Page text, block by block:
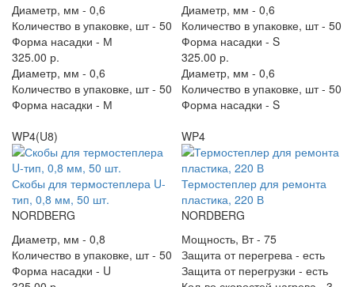
Диаметр, мм - 0,6
Количество в упаковке, шт - 50
Форма насадки - М
325.00 р.
Диаметр, мм - 0,6
Количество в упаковке, шт - 50
Форма насадки - М
Диаметр, мм - 0,6
Количество в упаковке, шт - 50
Форма насадки - S
325.00 р.
Диаметр, мм - 0,6
Количество в упаковке, шт - 50
Форма насадки - S
WP4(U8)
Скобы для термостеплера U-
тип, 0,8 мм, 50 шт.
NORDBERG
Диаметр, мм - 0,8
Количество в упаковке, шт - 50
Форма насадки - U
WP4
Термостеплер для ремонта
пластика, 220 В
NORDBERG
Мощность, Вт - 75
Защита от перегрева - есть
Защита от перегрузки - есть